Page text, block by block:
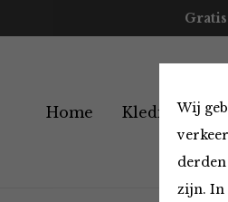
Wij
zijn. In
Home Kleding